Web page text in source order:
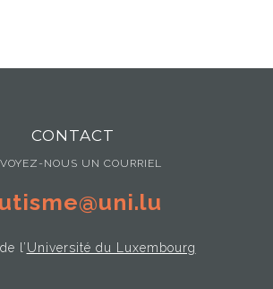
CONTACT
NOUS UN COURRIEL
l’Université du Luxembourg